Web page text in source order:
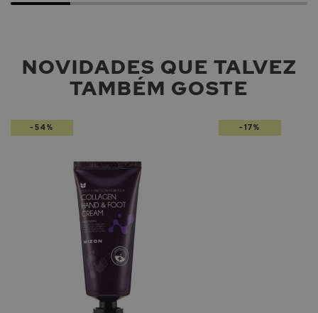
NOVIDADES QUE TALVEZ
TAMBÉM GOSTE
-54% -17%